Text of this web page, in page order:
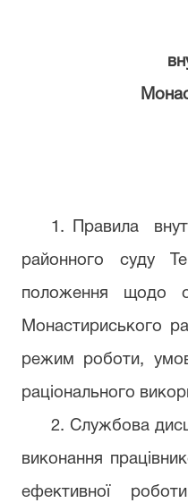
1. Правила
районного суду
положення щодо
Монастириського
режим роботи,
раціонального
2. Службова
виконання
ефективної